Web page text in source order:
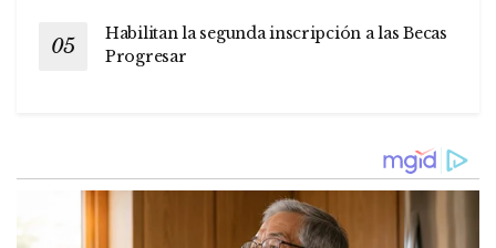
Habilitan la segunda inscripción a las Becas
Progresar